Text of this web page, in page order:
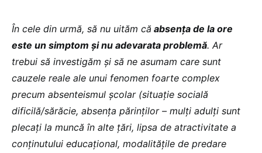
În cele din urmă, să nu uităm că absența de la ore
este un simptom și nu adevarata problemă. Ar
trebui să investigăm și să ne asumam care sunt
cauzele reale ale unui fenomen foarte complex
precum absenteismul școlar (situație socială
dificilă/sărăcie, absența părinților – mulți adulți sunt
plecați la muncă în alte țări, lipsa de atractivitate a
conținutului educațional, modalitățile de predare